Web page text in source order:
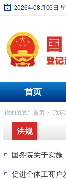
2026年08月06日
首页
你的位置: 首页 > 政
法规
国务院关于实施
促进个体工商户